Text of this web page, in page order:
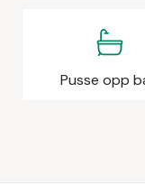
Pusse opp